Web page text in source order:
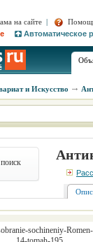
на сайте |
Автоматическое
и Искусство